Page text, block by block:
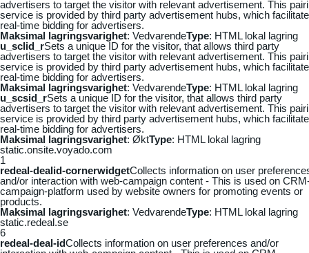
advertisers to target the visitor with relevant advertisement. This
service is provided by third party advertisement hubs, which
real-time bidding for advertisers.
Maksimal lagringsvarighet: VedvarendeType: HTML lokal lagring
u_sclid_rSets a unique ID for the visitor, that allows third party
advertisers to target the visitor with relevant advertisement. This
service is provided by third party advertisement hubs, which
real-time bidding for advertisers.
Maksimal lagringsvarighet: VedvarendeType: HTML lokal lagring
u_scsid_rSets a unique ID for the visitor, that allows third party
advertisers to target the visitor with relevant advertisement. This
service is provided by third party advertisement hubs, which
real-time bidding for advertisers.
Maksimal lagringsvarighet: ØktType: HTML lokal lagring
static.onsite.voyado.com
1
redeal-dealid-cornerwidgetCollects information on user
and/or interaction with web-campaign content - This is used on
campaign-platform used by website owners for promoting events or
products.
Maksimal lagringsvarighet: VedvarendeType: HTML lokal lagring
static.redeal.se
6
redeal-deal-idCollects information on user preferences and/or